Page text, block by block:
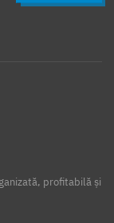
profitabilă și